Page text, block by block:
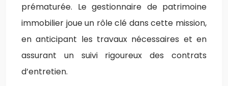
prématurée. Le gestionnaire de patrimoine
immobilier joue un rôle clé dans cette mission,
en anticipant les travaux nécessaires et en
assurant un suivi rigoureux des contrats
d’entretien.